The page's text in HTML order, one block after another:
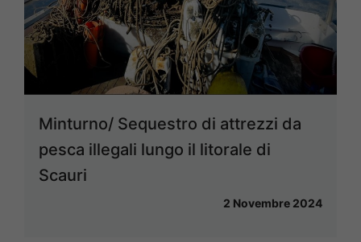
Minturno/ Sequestro di attrezzi da
pesca illegali lungo il litorale di
Scauri
2 Novembre 2024